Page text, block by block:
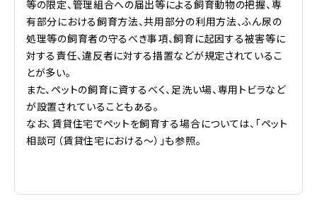
等の限定、管理組合への届出等による飼育動物の把握、専
有部分における飼育方法、共用部分の利用方法、ふん尿の
処理等の飼育者の守るべき事項、飼育に起因する被害等に
対する責任、違反者に対する措置などが規定されているこ
とが多い。
また、ペットの飼育に資するべく、足洗い場、専用トビラなど
が設置されていることもある。
なお、賃貸住宅でペットを飼育する場合については、「ペット
相談可（賃貸住宅における～）」も参照。